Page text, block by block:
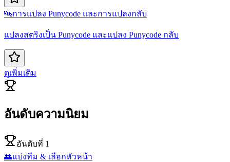
🔤การแปลง Punycode และการแปลงกลับ
แปลงสตริงเป็น Punycode และแปลง Punycode กลับ
ดูเพิ่มเติม
อันดับความนิยม
อันดับที่ 1
👥แบ่งทีม & เลือกหัวหน้า